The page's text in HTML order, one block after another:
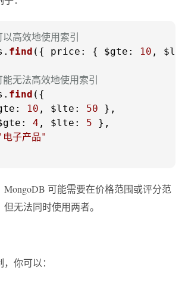
高效地使用索引
. find ({ price : { $gte : 10 ,
无法高效地使用索引
. find
: 10 , $lte : 50
: 4 , $lte : 5
电子产品"
可能需要在价格范围或评分范
无法同时使用两者。
你可以：